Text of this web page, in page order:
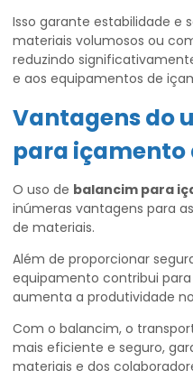
Isso garante estabilidade e
materiais volumosos ou
reduzindo
e aos equipamentos de
Vantagens do
para içamento
O uso de balancim para
inúmeras vantagens para
de materiais.
Além de proporcionar
equipamento contribui
aumenta a produtividade
Com o balancim, o
mais eficiente e seguro,
materiais e dos